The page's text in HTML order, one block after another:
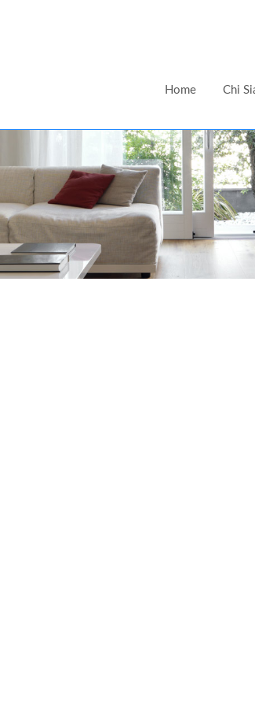
Home Chi